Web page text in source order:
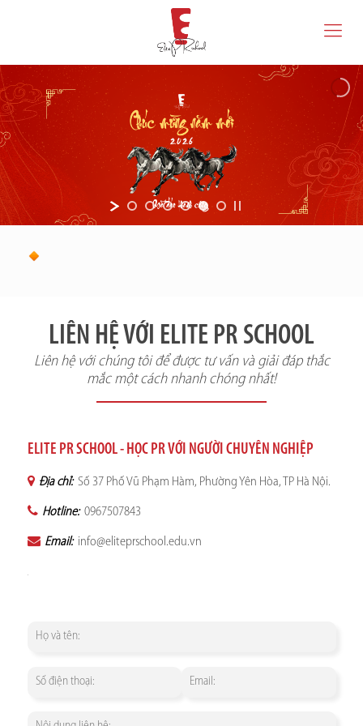
LIÊN HỆ VỚI ELITE PR SCHOOL
Liên hệ với chúng tôi để được tư vấn và giải đáp thắc
mắc một cách nhanh chóng nhất!
ELITE PR SCHOOL - HỌC PR VỚI NGƯỜI CHUYÊN NGHIỆP
Địa chỉ: Số 37 Phố Vũ Phạm Hàm, Phường Yên Hòa, TP Hà Nội.
Hotline: 0967507843
Email: info@eliteprschool.edu.vn